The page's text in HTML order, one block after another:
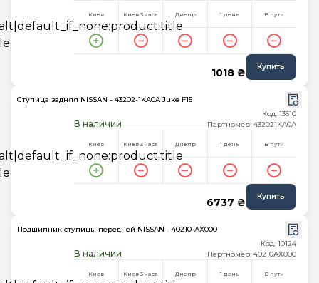
Киев Киев 3 часа Днепр 1 день В пути
1018 ₴ Купить
Ступица задняя NISSAN - 43202-1KA0A Juke F15
В наличии
Код: 13610
Партномер: 432021KA0A
Киев Киев 3 часа Днепр 1 день В пути
6737 ₴ Купить
Подшипник ступицы передней NISSAN - 40210-AX000
В наличии
Код: 10124
Партномер: 40210AX000
Киев Киев 3 часа Днепр 1 день В пути